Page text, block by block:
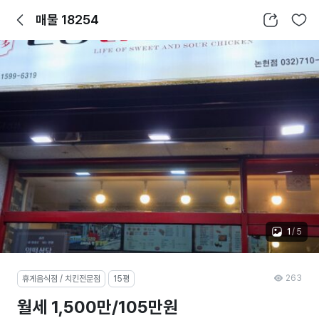
뒤로가기매물 18254 공유하기 찜하기
1 / 5
휴게음식점 / 치킨전문점 15평
월세 1,500만/105만원
263